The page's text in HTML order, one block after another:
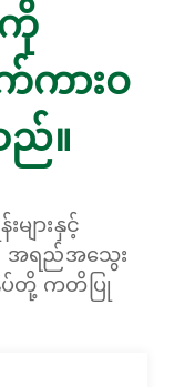
ကို
ကားဝ
ည်။
ျားနှင့်
အရည်အသွေး
န်ုပ်တို့ ကတိပြု